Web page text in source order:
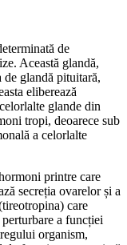
de
Această glandă,
glandă pituitară,
eliberează
glande din
tropi, deoarece sub
a celorlalte
printre care
secreția ovarelor și a
care
a funcției
organism,